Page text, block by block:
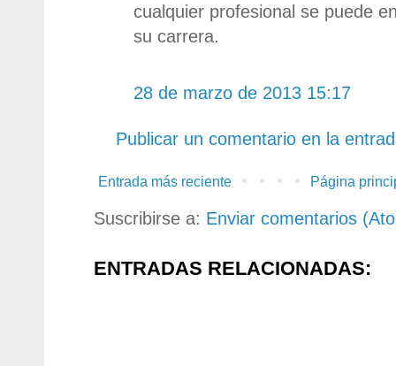
cualquier profesional se puede
su carrera.
28 de marzo de 2013 15:17
Publicar un comentario en la
Entrada más reciente Página
Suscribirse a: Enviar comentarios
ENTRADAS RELACIONADAS: